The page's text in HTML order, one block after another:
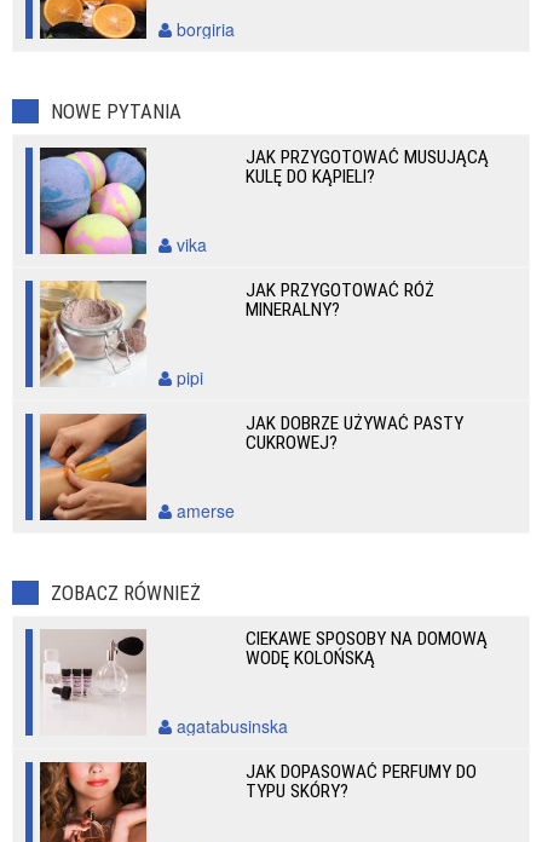
borgiria
NOWE PYTANIA
JAK PRZYGOTOWAĆ MUSUJĄCĄ
KULĘ DO KĄPIELI?
vika
JAK PRZYGOTOWAĆ RÓŻ
MINERALNY?
pipi
JAK DOBRZE UŻYWAĆ PASTY
CUKROWEJ?
amerse
ZOBACZ RÓWNIEŻ
CIEKAWE SPOSOBY NA DOMOWĄ
WODĘ KOLOŃSKĄ
agatabusinska
JAK DOPASOWAĆ PERFUMY DO
TYPU SKÓRY?